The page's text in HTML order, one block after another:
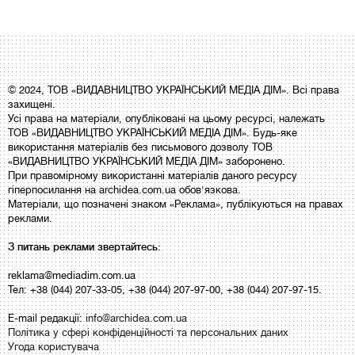
© 2024, ТОВ «ВИДАВНИЦТВО УКРАЇНСЬКИЙ МЕДІА ДІМ». Всі права
захищені.
Усі права на матеріали, опубліковані на цьому ресурсі, належать
ТОВ «ВИДАВНИЦТВО УКРАЇНСЬКИЙ МЕДІА ДІМ». Будь-яке
використання матеріалів без письмового дозволу ТОВ
«ВИДАВНИЦТВО УКРАЇНСЬКИЙ МЕДІА ДІМ» заборонено.
При правомірному використанні матеріалів даного ресурсу
гіперпосилання на archidea.com.ua обов'язкова.
Матеріали, що позначені знаком «Реклама», публікуються на правах
реклами.
З питань реклами звертайтесь:
reklama@mediadim.com.ua
Тел: +38 (044) 207-33-05, +38 (044) 207-97-00, +38 (044) 207-97-15.
E-mail редакції:info@archidea.com.ua
Політика у сфері конфіденційності та персональних даних
Угода користувача